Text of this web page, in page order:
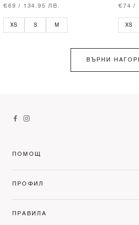
€69 / 134.95 ЛВ.
XS S M
€74 /
XS
ВЪРНИ
ПОМОЩ
ПРОФИЛ
ПРАВИЛА